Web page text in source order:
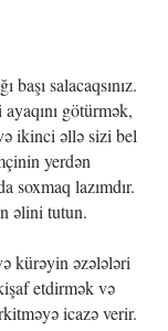
salacaqsınız.
götürmək,
ikinci əllə sizi bel
yerdən
soxmaq lazımdır.
əlini tutun.
kürəyin əzələləri
etdirmək və
icazə verir.